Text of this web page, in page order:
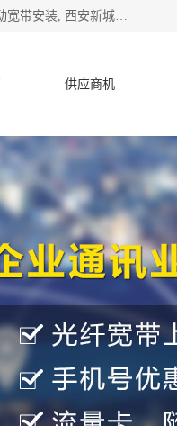
公司主要经营西安电信宽带安装,西安光纤专线安装,西安宽带安装,西安宽带办理,西安联通宽带安装,西安移动宽带安装, 西安新城赛派通讯商行从事西安地区的联通，移动，电信宽带安装，光纤专线安装，宽带办理等业务
供应商机
客户案例